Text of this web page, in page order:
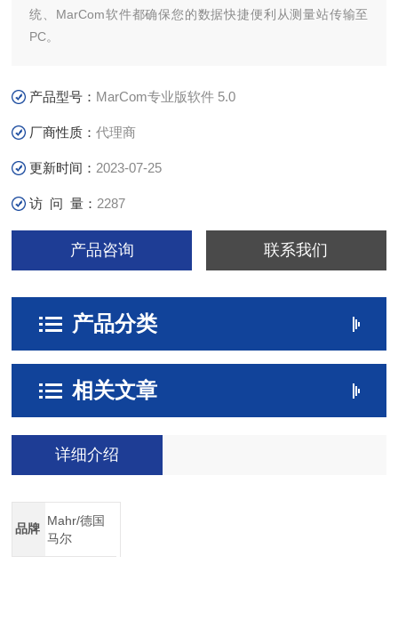
统、MarCom软件都确保您的数据快捷便利从测量站传输至
PC。
产品型号： MarCom专业版软件 5.0
厂商性质：代理商
更新时间： 2023-07-25
访 问 量： 2287
产品咨询 联系我们
产品分类
相关文章
详细介绍
品牌
Mahr/德国
马尔